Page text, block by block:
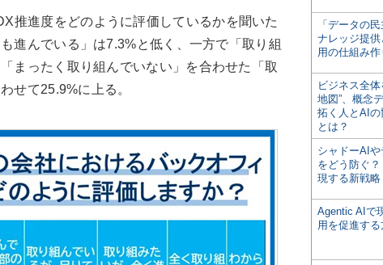
推進度をどのように評価しているかを聞いた
進んでいる」は7.3%と低く、一方で「取り組
まったく取り組んでいない」を合わせた「取
せて25.9%に上る。
「データの
ナレッジ提
用の仕組み作
ビジネス全
地図”、概念
拓く人とAI
とは？
シャドーAI
をどう防ぐ
現する新戦略
Agentic AIで
用を促進する